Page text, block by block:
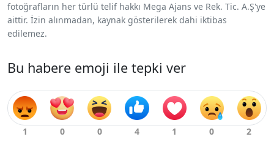
fotoğrafların her türlü telif hakkı Mega Ajans ve Rek. Tic. A.Ş'ye
aittir. İzin alınmadan, kaynak gösterilerek dahi iktibas
edilemez.
Bu habere emoji ile tepki ver